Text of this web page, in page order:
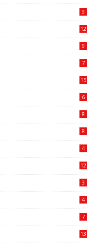
9
12
9
7
15
6
8
8
4
12
3
4
7
13